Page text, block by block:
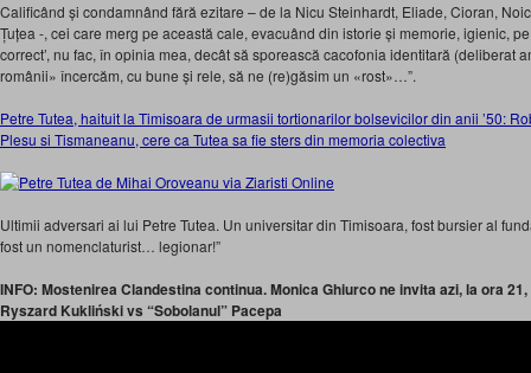
Calificând și condamnând fără ezitare – de la Nicu Steinhardt, Eliade, Cioran,
Țuțea -, cei care merg pe această cale, evacuând din istorie și memorie, igienic,
correct’, nu fac, în opinia mea, decât să sporească cacofonia identitară (deliberat
românii» încercăm, cu bune și rele, să ne (re)găsim un «rost»…”.
Petre Tutea, haituit la Timisoara de urmasii tortionarilor bolsevicilor din anii ’50:
Plesu si Tismaneanu, cere ca Tutea sa fie sters din memoria colectiva
Ultimii adversari ai lui Petre Tutea. Un universitar din Timisoara, fost bursier al
fost un nomenclaturist… legionar!”
INFO: Mostenirea Clandestina continua. Monica Ghiurco ne invita azi, la ora
Ryszard Kukliński vs “Sobolanul” Pacepa